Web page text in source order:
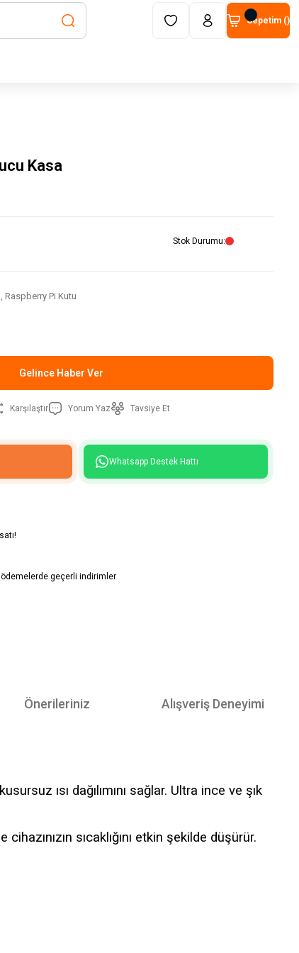
Sepetim ()
Kasa
Stok Durumu
, Raspberry Pi Kutu
Gelince Haber Ver
Karşılaştır Yorum Yaz Tavsiye Et
Whatsapp Destek Hattı
geçerli indirimler
Önerileriniz Alışveriş Deneyimi
ısı dağılımını sağlar. Ultra ince ve şık
sıcaklığını etkin şekilde düşürür.